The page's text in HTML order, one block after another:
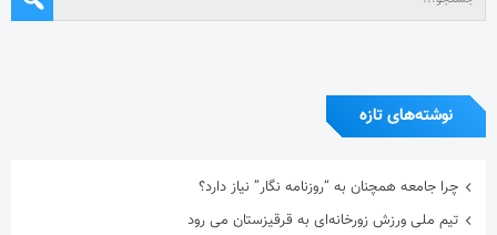
نوشته‌های تازه
چرا جامعه همچنان به “روزنامه نگار” نیاز دارد؟
تیم ملی ورزش زورخانه‌ای به قرقیزستان می رود